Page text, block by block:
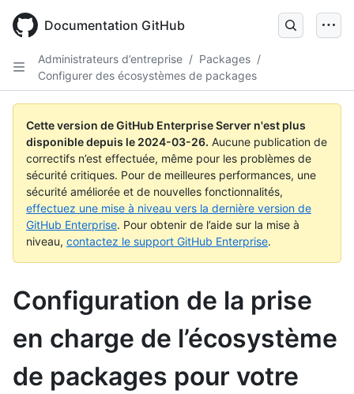
main
Documentation GitHub
Administrateurs d’entreprise / Packages /
Configurer des écosystèmes de packages
Cette version de GitHub Enterprise Server n'est plus
disponible depuis le 2024-03-26. Aucune publication de
correctifs n’est effectuée, même pour les problèmes de
sécurité critiques. Pour de meilleures performances, une
sécurité améliorée et de nouvelles fonctionnalités,
effectuez une mise à niveau vers la dernière version de
GitHub Enterprise. Pour obtenir de l’aide sur la mise à
niveau, contactez le support GitHub Enterprise.
Configuration de la prise
en charge de l’écosystème
de packages pour votre